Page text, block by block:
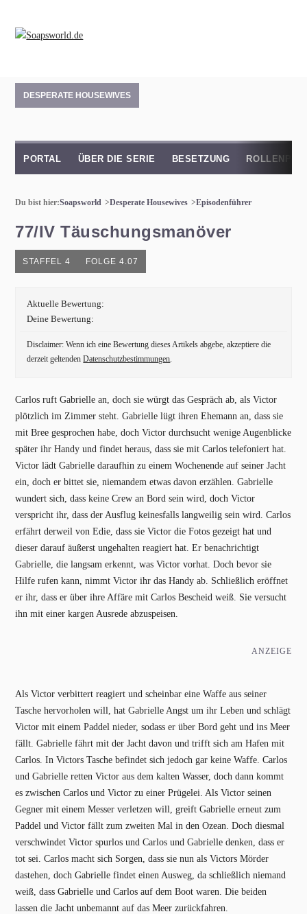
DESPERATE HOUSEWIVES
PORTAL ÜBER DIE SERIE BESETZUNG
Du bist hier:Soapsworld Desperate Housewives Episodenführer
77/IV Täuschungsmanöver
STAFFEL 4 FOLGE 4.07
Aktuelle Bewertung:
Deine Bewertung:
Disclaimer: Wenn ich eine Bewertung dieses Artikels abgebe, akzeptiere die
derzeit geltendenDatenschutzbestimmungen.
Carlos ruft Gabrielle an, doch sie würgt das Gespräch ab, als Victor
plötzlich im Zimmer steht. Gabrielle lügt ihren Ehemann an, dass sie
mit Bree gesprochen habe, doch Victor durchsucht wenige Augenblicke
später ihr Handy und findet heraus, dass sie mit Carlos telefoniert hat.
Victor lädt Gabrielle daraufhin zu einem Wochenende auf seiner Jacht
ein, doch er bittet sie, niemandem etwas davon erzählen. Gabrielle
wundert sich, dass keine Crew an Bord sein wird, doch Victor
verspricht ihr, dass der Ausflug keinesfalls langweilig sein wird. Carlos
erfährt derweil von Edie, dass sie Victor die Fotos gezeigt hat und
dieser darauf äußerst ungehalten reagiert hat. Er benachrichtigt
Gabrielle, die langsam erkennt, was Victor vorhat. Doch bevor sie
Hilfe rufen kann, nimmt Victor ihr das Handy ab. Schließlich eröffnet
er ihr, dass er über ihre Affäre mit Carlos Bescheid weiß. Sie versucht
ihn mit einer kargen Ausrede abzuspeisen.
ANZEIGE
Als Victor verbittert reagiert und scheinbar eine Waffe aus seiner
Tasche hervorholen will, hat Gabrielle Angst um ihr Leben und schlägt
Victor mit einem Paddel nieder, sodass er über Bord geht und ins Meer
fällt. Gabrielle fährt mit der Jacht davon und trifft sich am Hafen mit
Carlos. In Victors Tasche befindet sich jedoch gar keine Waffe. Carlos
und Gabrielle retten Victor aus dem kalten Wasser, doch dann kommt
es zwischen Carlos und Victor zu einer Prügelei. Als Victor seinen
Gegner mit einem Messer verletzen will, greift Gabrielle erneut zum
Paddel und Victor fällt zum zweiten Mal in den Ozean. Doch diesmal
verschwindet Victor spurlos und Carlos und Gabrielle denken, dass er
tot sei. Carlos macht sich Sorgen, dass sie nun als Victors Mörder
dastehen, doch Gabrielle findet einen Ausweg, da schließlich niemand
weiß, dass Gabrielle und Carlos auf dem Boot waren. Die beiden
lassen die Jacht unbemannt auf das Meer zurückfahren.